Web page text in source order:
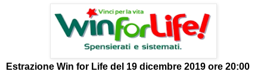
Estrazione Win for Life del 19 dicembre 2019 ore 20:00